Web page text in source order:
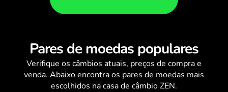
Pares de moedas populares
Verifique os câmbios atuais, preços de compra e
venda. Abaixo encontra os pares de moedas mais
escolhidos na casa de câmbio ZEN.